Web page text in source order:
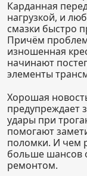
Карданная
нагрузкой, и
смазки быстро
Причём
изношенная
начинают
элементы
Хорошая
предупреждает
удары при
помогают
поломки. И чем
больше шансов
ремонтом.